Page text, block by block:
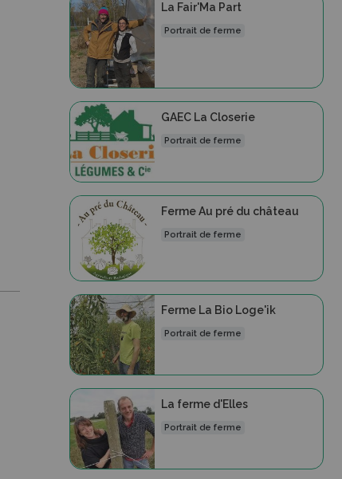
La Fair'Ma Part
Portrait de ferme
GAEC La Closerie
Portrait de ferme
Ferme Au pré du château
Portrait de ferme
Ferme La Bio Loge'ik
Portrait de ferme
La ferme d'Elles
Portrait de ferme